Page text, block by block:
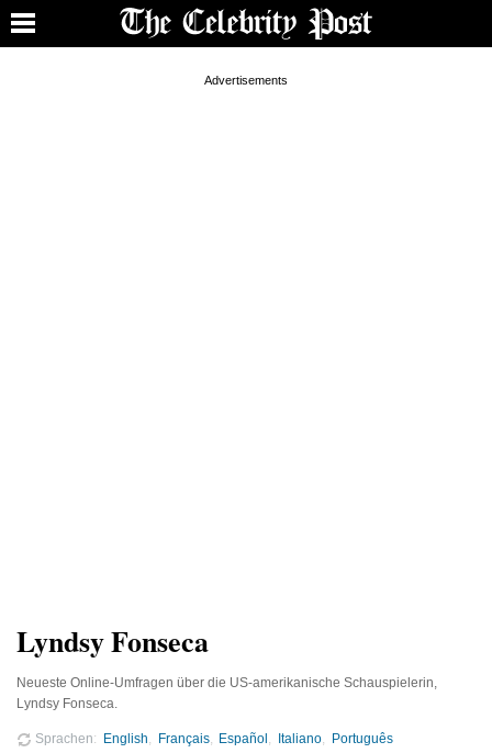
Lyndsy Fonseca
Neueste Online-Umfragen über die US-amerikanische Schauspielerin,
Lyndsy Fonseca.
Sprachen English Français Español Italiano Português